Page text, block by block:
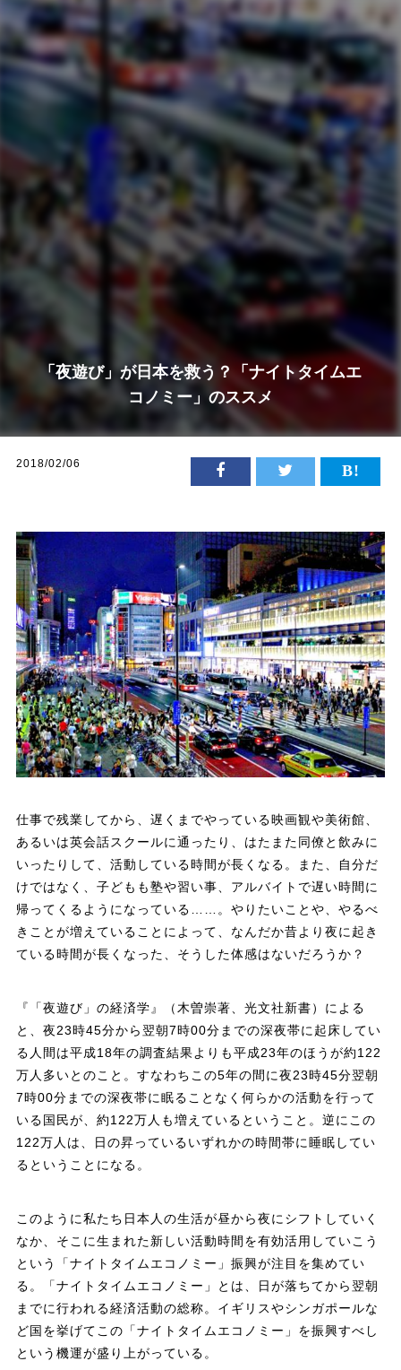
「夜遊び」が日本を救う？「ナイトタイムエ
コノミー」のススメ
2018/02/06
仕事で残業してから、遅くまでやっている映画観や美術館、
あるいは英会話スクールに通ったり、はたまた同僚と飲みに
いったりして、活動している時間が長くなる。また、自分だ
けではなく、子どもも塾や習い事、アルバイトで遅い時間に
帰ってくるようになっている……。やりたいことや、やるべ
きことが増えていることによって、なんだか昔より夜に起き
ている時間が長くなった、そうした体感はないだろうか？
『「夜遊び」の経済学』（木曽崇著、光文社新書）による
と、夜23時45分から翌朝7時00分までの深夜帯に起床してい
る人間は平成18年の調査結果よりも平成23年のほうが約122
万人多いとのこと。すなわちこの5年の間に夜23時45分翌朝
7時00分までの深夜帯に眠ることなく何らかの活動を行って
いる国民が、約122万人も増えているということ。逆にこの
122万人は、日の昇っているいずれかの時間帯に睡眠してい
るということになる。
このように私たち日本人の生活が昼から夜にシフトしていく
なか、そこに生まれた新しい活動時間を有効活用していこう
という「ナイトタイムエコノミー」振興が注目を集めてい
る。「ナイトタイムエコノミー」とは、日が落ちてから翌朝
までに行われる経済活動の総称。イギリスやシンガポールな
ど国を挙げてこの「ナイトタイムエコノミー」を振興すべし
という機運が盛り上がっている。